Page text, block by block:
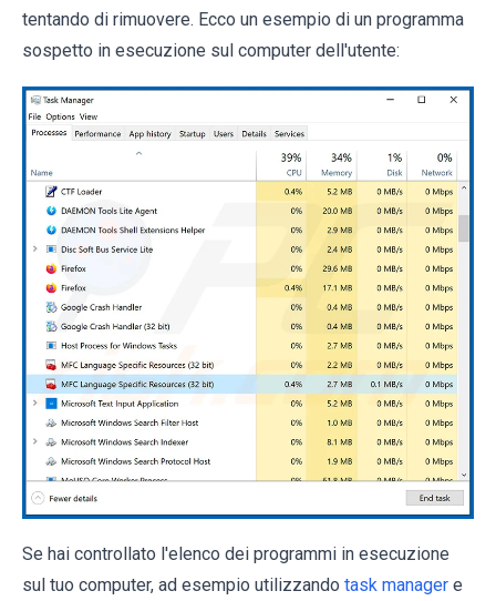
tentando di rimuovere. Ecco un esempio di un programma
sospetto in esecuzione sul computer dell'utente:
Se hai controllato l'elenco dei programmi in esecuzione
sul tuo computer, ad esempio utilizzando task manager e